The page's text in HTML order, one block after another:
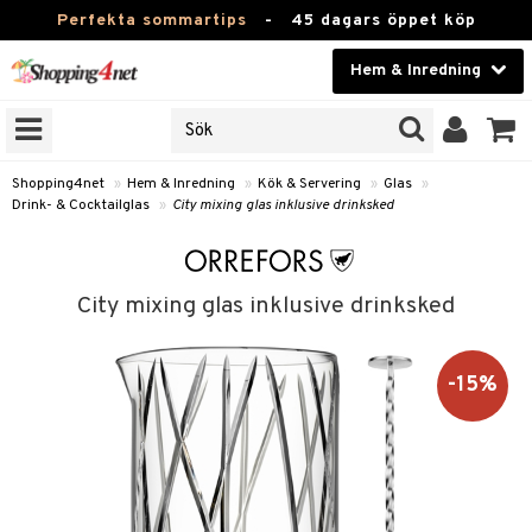
Perfekta sommartips - 45 dagars öppet köp
Hem & Inredning
Skönhet
Kontaktlinser
Fitness
Hem & Inredning
Leksaker, Barn & Baby
Shopping4net » Hem & Inredning » Kök & Servering » Glas »
Drink- & Cocktailglas » City mixing glas inklusive drinksked
City mixing glas inklusive drinksked
-15%